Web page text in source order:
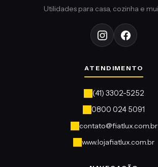
contato@fiatlux.com.br
www.lojafiatlux.com.br